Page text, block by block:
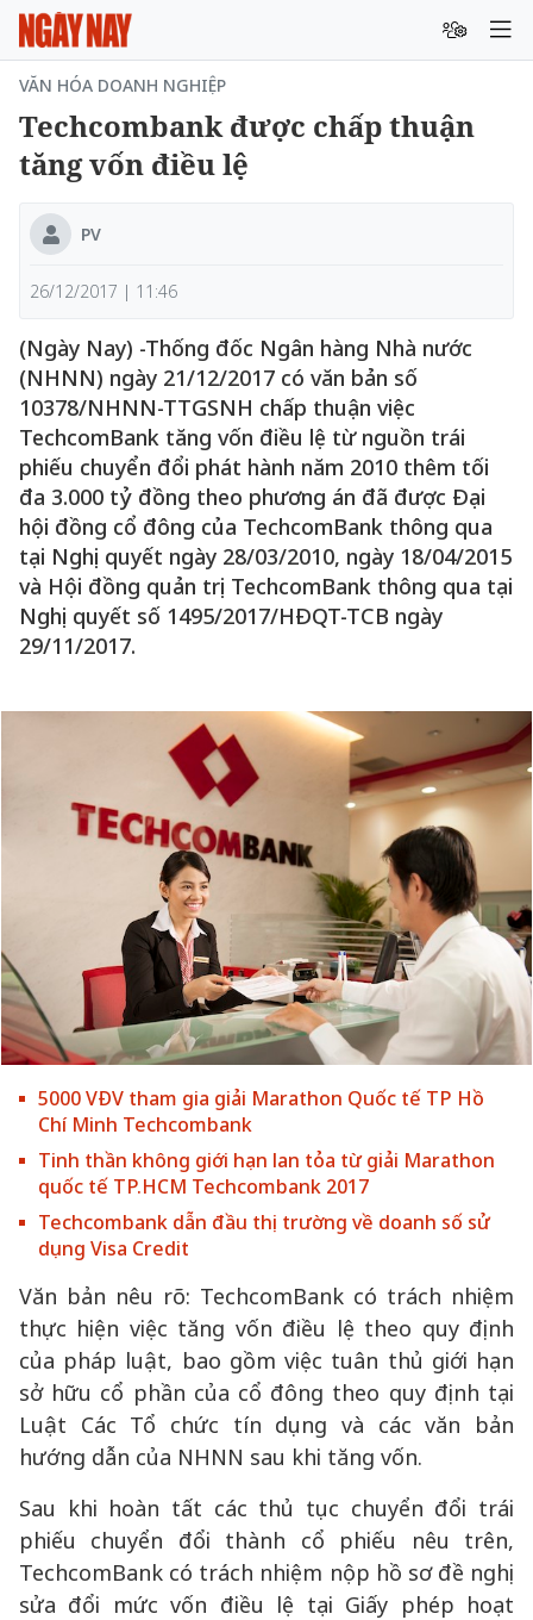
VĂN HÓA DOANH NGHIỆP
Techcombank được chấp thuận
tăng vốn điều lệ
PV
26/12/2017 | 11:46
(Ngày Nay) -Thống đốc Ngân hàng Nhà nước
(NHNN) ngày 21/12/2017 có văn bản số
10378/NHNN-TTGSNH chấp thuận việc
TechcomBank tăng vốn điều lệ từ nguồn trái
phiếu chuyển đổi phát hành năm 2010 thêm tối
đa 3.000 tỷ đồng theo phương án đã được Đại
hội đồng cổ đông của TechcomBank thông qua
tại Nghị quyết ngày 28/03/2010, ngày 18/04/2015
và Hội đồng quản trị TechcomBank thông qua tại
Nghị quyết số 1495/2017/HĐQT-TCB ngày
29/11/2017.
5000 VĐV tham gia giải Marathon Quốc tế TP Hồ
Chí Minh Techcombank
Tinh thần không giới hạn lan tỏa từ giải Marathon
quốc tế TP.HCM Techcombank 2017
Techcombank dẫn đầu thị trường về doanh số sử
dụng Visa Credit
Văn bản nêu rõ: TechcomBank có trách nhiệm
thực hiện việc tăng vốn điều lệ theo quy định
của pháp luật, bao gồm việc tuân thủ giới hạn
sở hữu cổ phần của cổ đông theo quy định tại
Luật Các Tổ chức tín dụng và các văn bản
hướng dẫn của NHNN sau khi tăng vốn.
Sau khi hoàn tất các thủ tục chuyển đổi trái
phiếu chuyển đổi thành cổ phiếu nêu trên,
TechcomBank có trách nhiệm nộp hồ sơ đề nghị
sửa đổi mức vốn điều lệ tại Giấy phép hoạt